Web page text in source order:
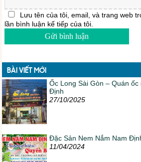
Lưu tên của tôi, email, và trang web
lần bình luận kế tiếp của tôi.
BÀI VIẾT MỚI
Ốc Long Sài Gòn – Quán
Định
27/10/2025
Đặc Sản Nem Nắm Nam
11/04/2024